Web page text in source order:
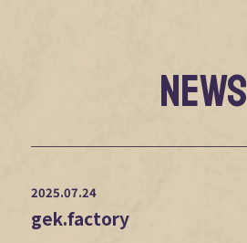
NEWS
2025.07.24
gek.factory